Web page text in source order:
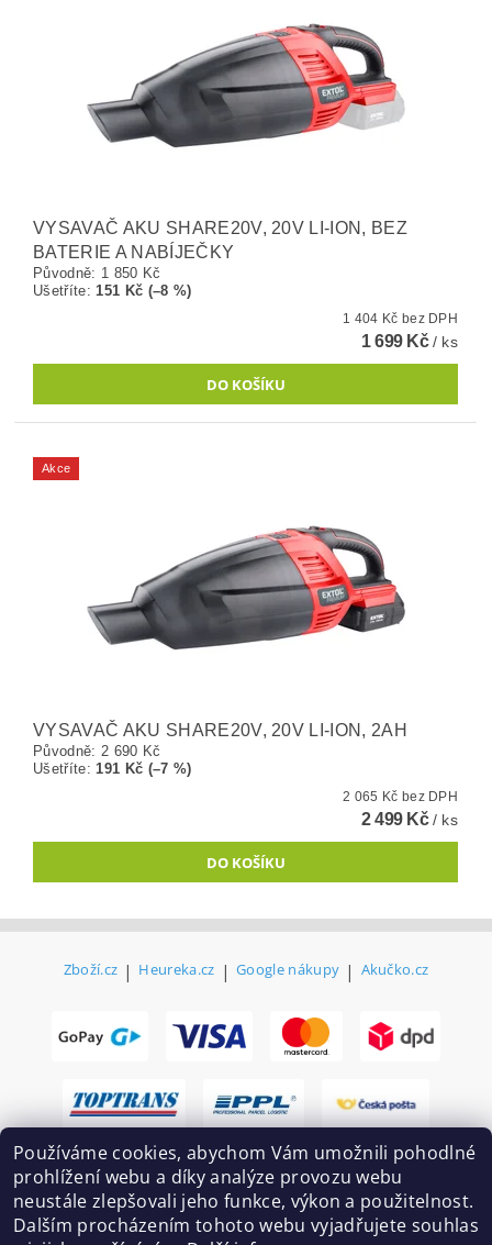
VYSAVAČ AKU SHARE20V, 20V LI-ION, BEZ
BATERIE A NABÍJEČKY
Původně: 1 850 Kč
Ušetříte:151 Kč (–8 %)
1 404 Kč bez DPH
1 699 Kč/ ks
Akce
VYSAVAČ AKU SHARE20V, 20V LI-ION, 2AH
Původně: 2 690 Kč
Ušetříte:191 Kč (–7 %)
2 065 Kč bez DPH
2 499 Kč/ ks
Zboží.cz | Heureka.cz | Google nákupy | Akučko.cz
Používáme cookies, abychom Vám umožnili pohodlné
prohlížení webu a díky analýze provozu webu
neustále zlepšovali jeho funkce, výkon a použitelnost.
Dalším procházením tohoto webu vyjadřujete souhlas